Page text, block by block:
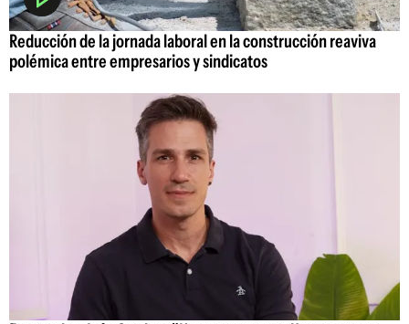
Reducción de la jornada laboral en la construcción reaviva
polémica entre empresarios y sindicatos